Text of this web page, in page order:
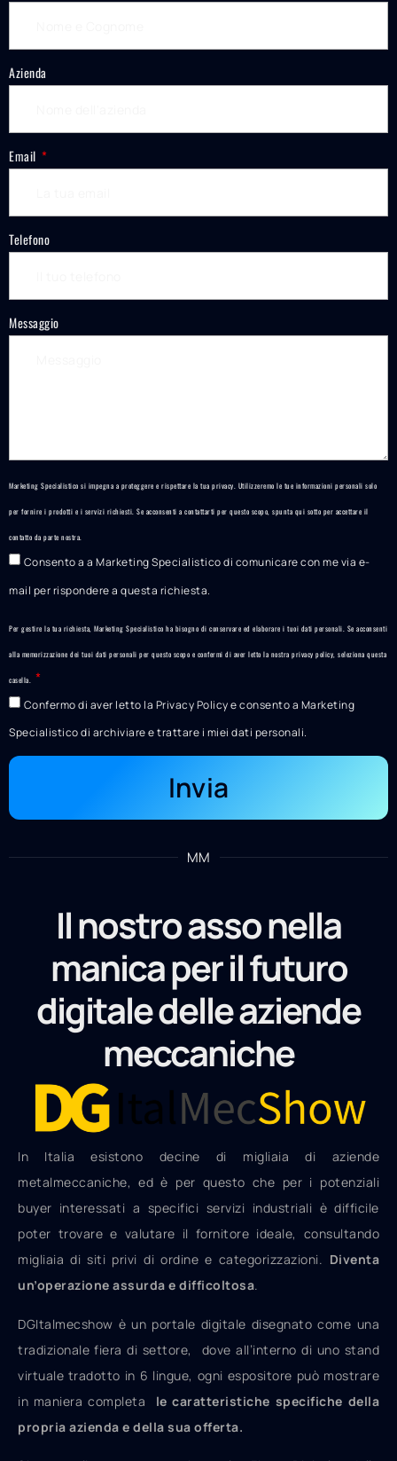
Azienda
Email
Telefono
Messaggio
Marketing Specialistico si impegna a proteggere e rispettare la tua privacy. Utilizzeremo le tue informazioni personali solo
per fornire i prodotti e i servizi richiesti. Se acconsenti a contattarti per questo scopo, spunta qui sotto per accettare il
contatto da parte nostra.
Consento a a Marketing Specialistico di comunicare con me via e-
mail per rispondere a questa richiesta.
Per gestire la tua richiesta, Marketing Specialistico ha bisogno di conservare ed elaborare i tuoi dati personali. Se acconsenti
alla memorizzazione dei tuoi dati personali per questo scopo e confermi di aver letto la nostra privacy policy , seleziona questa
casella.
Confermo di aver letto la Privacy Policy e consento a Marketing
Specialistico di archiviare e trattare i miei dati personali.
Invia
MM
Il nostro asso nella
manica per il futuro
digitale delle aziende
meccaniche
In Italia esistono decine di migliaia di aziende
metalmeccaniche, ed è per questo che per i potenziali
buyer interessati a specifici servizi industriali è difficile
poter trovare e valutare il fornitore ideale, consultando
migliaia di siti privi di ordine e categorizzazioni. Diventa
un’operazione assurda e difficoltosa.
DGItalmecshow è un portale digitale disegnato come una
tradizionale fiera di settore, dove all’interno di uno stand
virtuale tradotto in 6 lingue, ogni espositore può mostrare
in maniera completa le caratteristiche specifiche della
propria azienda e della sua offerta.